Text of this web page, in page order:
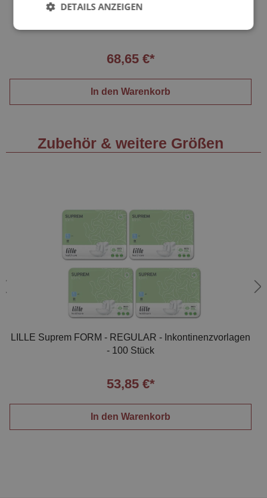
ATTENDS Contours Regular 9 - Inkontinenzvorlagen -
68,65 €*
In den Warenkorb
Zubehör & weitere Größen
LILLE Suprem FORM - REGULAR - Inkontinenzvorlagen
- 100 Stück
53,85 €*
In den Warenkorb
DETAILS ANZEIGEN